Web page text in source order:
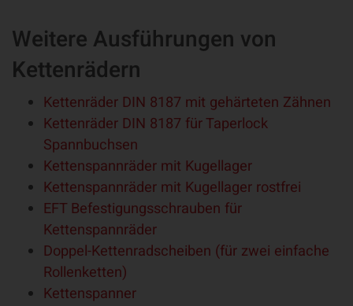
Weitere Ausführungen von
Kettenrädern
Kettenräder DIN 8187 mit gehärteten Zähnen
Kettenräder DIN 8187 für Taperlock
Spannbuchsen
Kettenspannräder mit Kugellager
Kettenspannräder mit Kugellager rostfrei
EFT Befestigungsschrauben für
Kettenspannräder
Doppel-Kettenradscheiben (für zwei einfache
Rollenketten)
Kettenspanner